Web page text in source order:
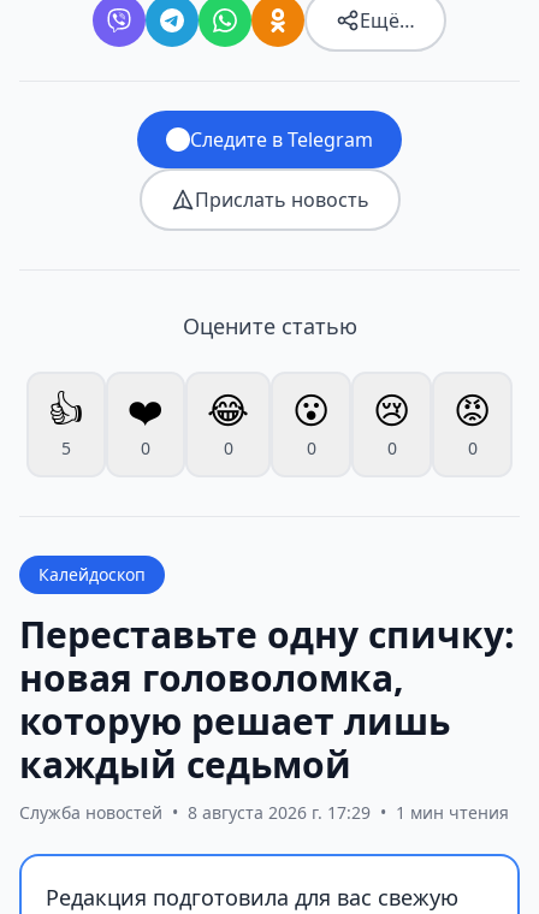
Ещё…
Следите в Telegram
Прислать новость
Оцените статью
👍
5
❤️
0
😂
0
😮
0
😢
0
😡
0
Калейдоскоп
Переставьте одну спичку:
новая головоломка,
которую решает лишь
каждый седьмой
Служба новостей • 8 августа 2026 г. 17:29 • 1 мин чтения
Редакция подготовила для вас свежую